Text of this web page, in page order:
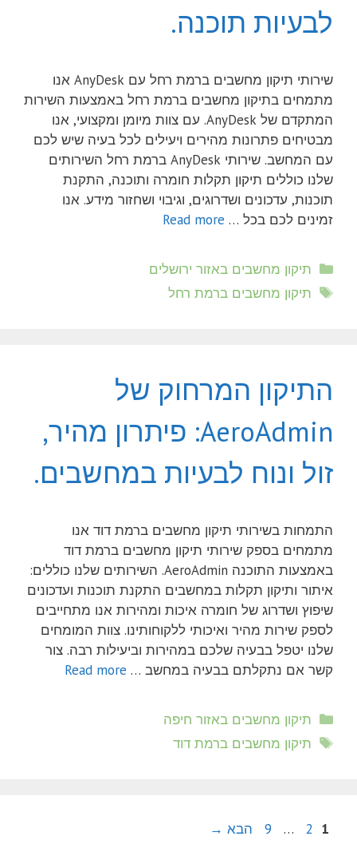
לבעיות תוכנה.
שירותי תיקון מחשבים ברמת רחל עם AnyDesk אנו
מתמחים בתיקון מחשבים ברמת רחל באמצעות השירות
המתקדם של AnyDesk. עם צוות מיומן ומקצועי, אנו
מבטיחים פתרונות מהירים ויעילים לכל בעיה שיש לכם
עם המחשב. שירותי AnyDesk ברמת רחל השירותים
שלנו כוללים תיקון תקלות חומרה ותוכנה, התקנת
תוכנות, עדכונים ושדרוגים, וגיבוי ושחזור מידע. אנו
זמינים לכם בכל … Read more
קטגוריות
תיקון מחשבים באזור ירושלים
תגיות
תיקון מחשבים ברמת רחל
התיקון המרחוק של
AeroAdmin: פיתרון מהיר,
זול ונוח לבעיות במחשבים.
התמחות בשירותי תיקון מחשבים ברמת דוד אנו
מתמחים בספק שירותי תיקון מחשבים ברמת דוד
באמצעות התוכנה AeroAdmin. השירותים שלנו כוללים:
איתור ותיקון תקלות במחשבים התקנת תוכנות ועדכונים
שיפוץ ושדרוג של חומרה איכות ומהירות אנו מתחייבים
לספק שירות מהיר ואיכותי ללקוחותינו. צוות המומחים
שלנו יטפל בבעיה שלכם במהירות וביעילות רבה. צור
קשר אם נתקלתם בבעיה במחשב … Read more
קטגוריות
תיקון מחשבים באזור חיפה
תגיות
תיקון מחשבים ברמת דוד
עמוד
1 עמוד
2
… עמוד
9 הבא →